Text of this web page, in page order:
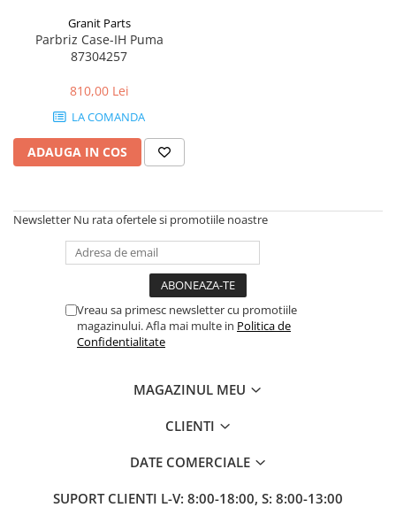
1.5.9. Chiulasa si supape
1.5.10. Distributie si accesorii
1.6. Electrice
1.6.2. Alternatoare
1.6.3. Instalații de Iluminat
1.6.4. Demaroare
1.6.8. Echipamente & aparate de
masurare/testare
1.6.5. Întrerupătoare
1.6.6 Priza & Stechere
1.7. Sisteme de franare
1.7.1 Cablu frana
malaxoare furaje
Deutz-Fahr
Kuhn
2.6.1. Echipamente atasabile
2.6.2. Piese de schimb si accesorii
2.7. Roti, anvelope & jante
2.7.1. Cauciucuri
Granit Parts
Parbriz Case-IH Puma
87304257
810,00 Lei
LA COMANDA
ADAUGA IN COS
Newsletter Nu rata ofertele si promotiile noastre
Vreau sa primesc newsletter cu promotiile
magazinului. Afla mai multe in Politica de
Confidentialitate
MAGAZINUL MEU
CLIENTI
DATE COMERCIALE
SUPORT CLIENTI L-V: 8:00-18:00, S: 8:00-13:00